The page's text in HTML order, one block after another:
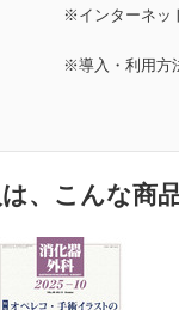
※インターネッ
※導入・利用方
、こんな商